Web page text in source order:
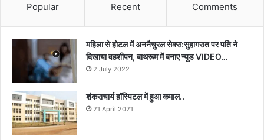
Popular Recent Comments
महिला से होटल में अननैचुरल सेक्स:सुहागरात पर पति ने
दिखाया वहशीपन, बाथरूम में बनाए न्यूड VIDEO…
2 July 2022
शंकराचार्य हॉस्पिटल में हुआ कमाल..
21 April 2021